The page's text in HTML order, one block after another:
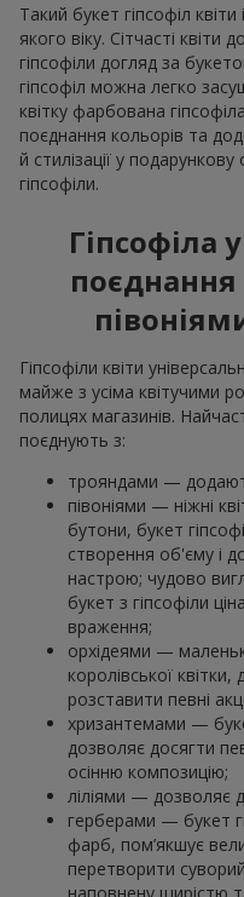
Такий букет гіпсофіл
якого віку. Сітчасті
гіпсофіли догляд за
гіпсофіл можна легко
квітку фарбована
поєднання кольорів та
й стилізації у
гіпсофіли.
Гіпсофіла
Гіпсофіли квіти
майже з усіма квітучими
полицях магазинів.
поєднують з:
трояндами —
півоніями — ніжні
бутони, букет
створення об'єму і
настрою; чудово
букет з гіпсофіли
враження;
орхідеями —
королівської
розставити певні
хризантемами —
дозволяє досягти
осінню композицію;
ліліями — дозволяє
герберами — букет
фарб, пом’якшує
перетворити
наповнену щирістю